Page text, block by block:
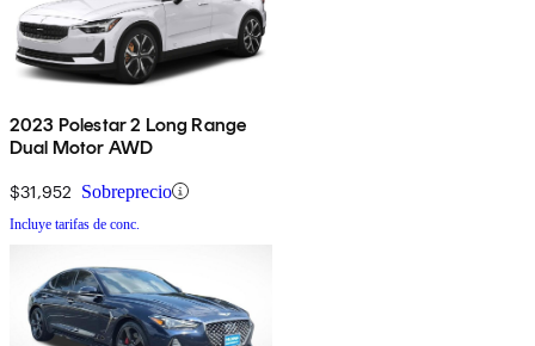
2023 Polestar 2 Long Range
Dual Motor AWD
$31,952 Sobreprecio
Incluye tarifas de conc.